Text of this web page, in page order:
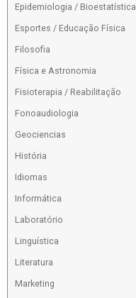
Epidemiologia / Bioestatística
Esportes / Educação Física
Filosofia
Física e Astronomia
Fisioterapia / Reabilitação
Fonoaudiologia
Geociencias
História
Idiomas
Informática
Laboratório
Linguística
Literatura
Marketing